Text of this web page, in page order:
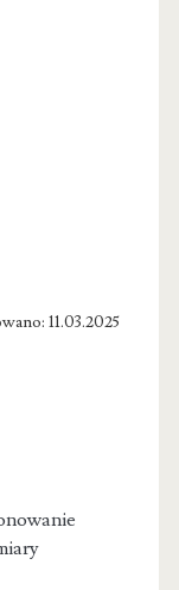
11.03.2025